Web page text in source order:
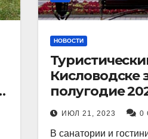
НОВОСТИ
Кисловодске
полугодие
показал
21 процент.
ИЮЛ 21, 2023 0
В санатории и